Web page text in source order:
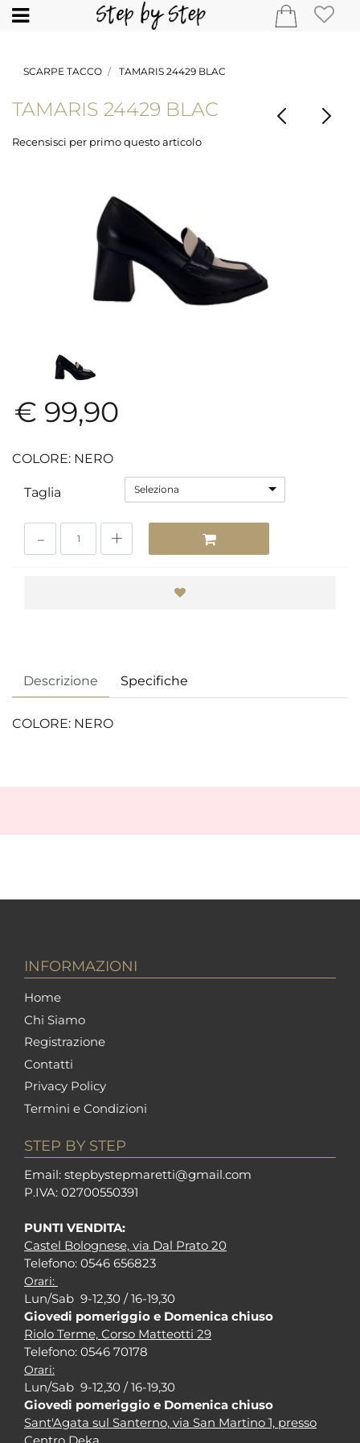
Open
SCARPE TACCO TAMARIS 24429 BLAC
TAMARIS 24429 BLAC
Recensisci per primo questo articolo
€ 99,90
COLORE: NERO
Taglia Seleziona
Descrizione Specifiche
COLORE: NERO
INFORMAZIONI
Home
Chi Siamo
Registrazione
Contatti
Privacy Policy
Termini e Condizioni
STEP BY STEP
Email: stepbystepmaretti@gmail.com
P.IVA: 02700550391
PUNTI VENDITA:
Castel Bolognese, via Dal Prato 20
Telefono: 0546 656823
Orari:
Lun/Sab 9-12,30 / 16-19,30
Giovedi pomeriggio e Domenica chiuso
Riolo Terme, Corso Matteotti 29
Telefono: 0546 70178
Orari:
Lun/Sab 9-12,30 / 16-19,30
Giovedi pomeriggio e Domenica chiuso
Sant'Agata sul Santerno, via San Martino 1, presso